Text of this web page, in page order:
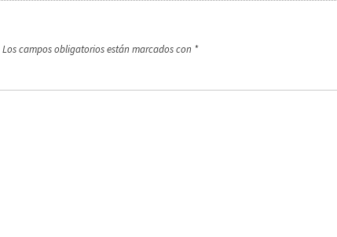
Los campos obligatorios están marcados con *